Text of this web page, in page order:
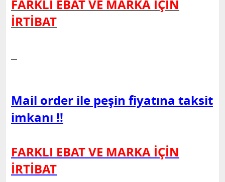
FARKLI EBAT VE MARKA İÇİN
İRTİBAT
Mail order ile peşin fiyatına taksit
imkanı !!
FARKLI EBAT VE MARKA İÇİN
İRTİBAT